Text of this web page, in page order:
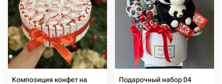
Композиция конфет на
Подарочный набор 04